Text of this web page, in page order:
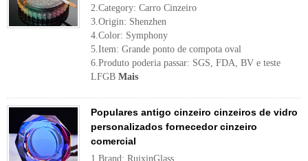
2.Category: Carro Cinzeiro
3.Origin: Shenzhen
4.Color: Symphony
5.Item: Grande ponto de compota oval
6.Produto poderia passar: SGS, FDA, BV e teste
LFGB Mais
Populares antigo cinzeiro cinzeiros de vidro
personalizados fornecedor cinzeiro
comercial
1.Brand: RuixinGlass